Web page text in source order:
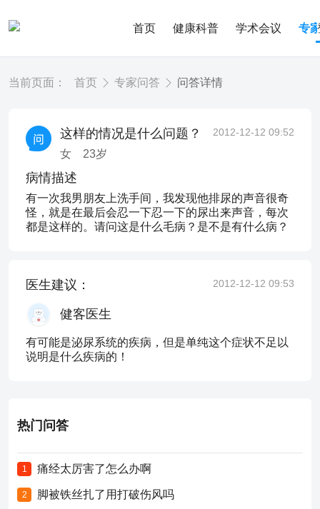
首页 健康科普 学术会议 专
当前页面： 首页 专家问答 问答详情
这样的情况是什么问题？
女 23岁
2012-12-12 09:52
病情描述
有一次我男朋友上洗手间，我发现他排尿的声音很奇
怪，就是在最后会忍一下忍一下的尿出来声音，每次
都是这样的。请问这是什么毛病？是不是有什么病？
医生建议： 2012-12-12 09:53
健客医生
有可能是泌尿系统的疾病，但是单纯这个症状不足以
说明是什么疾病的！
热门问答
1 痛经太厉害了怎么办啊
2 脚被铁丝扎了用打破伤风吗